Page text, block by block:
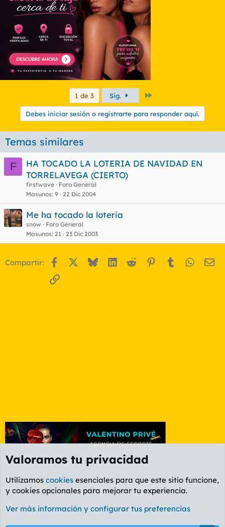
1 de 3 Sig.
Debes iniciar sesión o registrarte para responder aquí.
Temas similares
F
HA TOCADO LA LOTERIA DE NAVIDAD EN
TORRELAVEGA (CIERTO)
firstwave
Foro General
Masunos 9 22 Dic 2004
Me ha tocado la loteria
snow
Foro General
Masunos 21 23 Dic 2003
Compartir: Facebook BlueskyLinkedIn
Reddit Pinterest
Tumblr
Enlace
Foro General
Cookies
PL OLDSTYLE AMARILLO
Valoramos tu privacidad
Utilizamos cookies esenciales para que este sitio funcione,
y cookies opcionales para mejorar tu experiencia.
Ver más información y configurar tus preferencias